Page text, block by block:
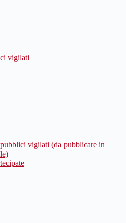
vigilati
vigilati (da pubblicare in